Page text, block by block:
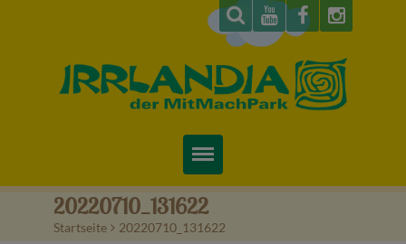
Startseite
20220710_131622
Startseite > 20220710_131622